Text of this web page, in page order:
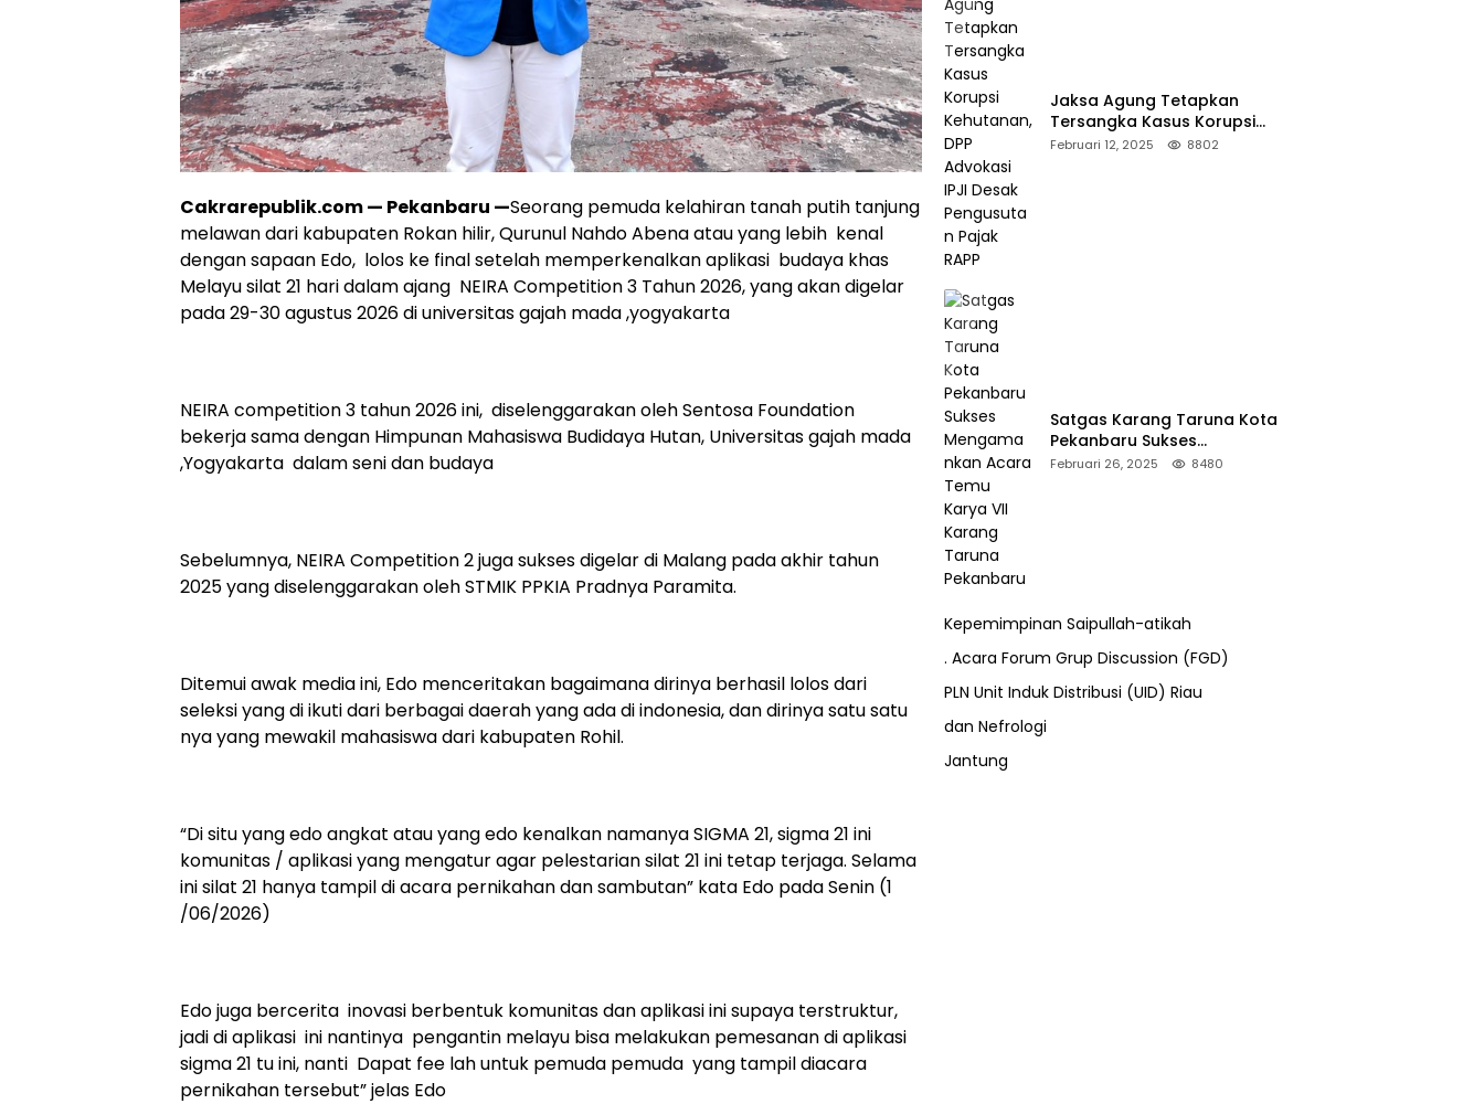
Cakrarepublik.com — Pekanbaru —Seorang pemuda kelahiran tanah putih tanjung
melawan dari kabupaten Rokan hilir, Qurunul Nahdo Abena atau yang lebih kenal
dengan sapaan Edo, lolos ke final setelah memperkenalkan aplikasi budaya khas
Melayu silat 21 hari dalam ajang NEIRA Competition 3 Tahun 2026, yang akan digelar
pada 29-30 agustus 2026 di universitas gajah mada ,yogyakarta
NEIRA competition 3 tahun 2026 ini, diselenggarakan oleh Sentosa Foundation
bekerja sama dengan Himpunan Mahasiswa Budidaya Hutan, Universitas gajah mada
,Yogyakarta dalam seni dan budaya
Sebelumnya, NEIRA Competition 2 juga sukses digelar di Malang pada akhir tahun
2025 yang diselenggarakan oleh STMIK PPKIA Pradnya Paramita.
Ditemui awak media ini, Edo menceritakan bagaimana dirinya berhasil lolos dari
seleksi yang di ikuti dari berbagai daerah yang ada di indonesia, dan dirinya satu satu
nya yang mewakil mahasiswa dari kabupaten Rohil.
“Di situ yang edo angkat atau yang edo kenalkan namanya SIGMA 21, sigma 21 ini
komunitas / aplikasi yang mengatur agar pelestarian silat 21 ini tetap terjaga. Selama
ini silat 21 hanya tampil di acara pernikahan dan sambutan” kata Edo pada Senin (1
/06/2026)
Edo juga bercerita inovasi berbentuk komunitas dan aplikasi ini supaya terstruktur,
jadi di aplikasi ini nantinya pengantin melayu bisa melakukan pemesanan di aplikasi
sigma 21 tu ini, nanti Dapat fee lah untuk pemuda pemuda yang tampil diacara
pernikahan tersebut” jelas Edo
Jaksa Agung Tetapkan
Tersangka Kasus Korupsi
Kehutanan, DPP Advokasi IPJI
Februari 12, 2025 8802
Satgas Karang Taruna Kota
Pekanbaru Sukses
Mengamankan Acara Temu
Februari 26, 2025 8480
Kepemimpinan Saipullah-atikah
. Acara Forum Grup Discussion (FGD)
PLN Unit Induk Distribusi (UID) Riau
dan Nefrologi
Jantung